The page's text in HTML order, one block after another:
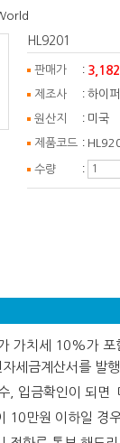
HL9201
판매가 :
제조사 : 하이
원산지 : 미국
제품코드 :
수량 :
가치세 10%가
세금계산서를 발
, 입금확인이 되면
10만원 이하일 경